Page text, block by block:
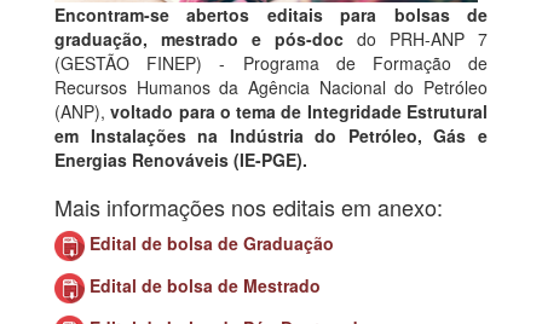
Encontram-se abertos editais para bolsas de
graduação, mestrado e pós-doc do PRH-ANP 7
(GESTÃO FINEP) - Programa de Formação de
Recursos Humanos da Agência Nacional do Petróleo
(ANP), voltado para o tema de Integridade Estrutural
em Instalações na Indústria do Petróleo, Gás e
Energias Renováveis (IE-PGE).
Mais informações nos editais em anexo:
Edital de bolsa de Graduação
Edital de bolsa de Mestrado